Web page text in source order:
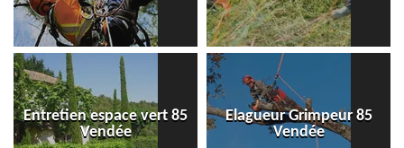
Entretien espace vert 85
Vendée
Elagueur Grimpeur 85
Vendée